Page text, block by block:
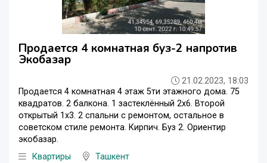
Продается 4 комнатная буз-2 напротив
Экобазар
21.02.2023, 18:03
Продается 4 комнатная 4 этаж 5ти этажного дома. 75
квадратов. 2 балкона. 1 застеклённый 2х6. Второй
открытый 1х3. 2 спальни с ремонтом, остальное в
советском стиле ремонта. Кирпич. Буз 2. Ориентир
экобазар.
Квартиры
Ташкент